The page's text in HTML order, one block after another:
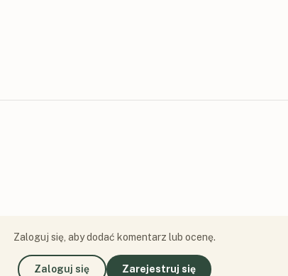
Zaloguj się, aby dodać komentarz lub ocenę.
Zaloguj się Zarejestruj się